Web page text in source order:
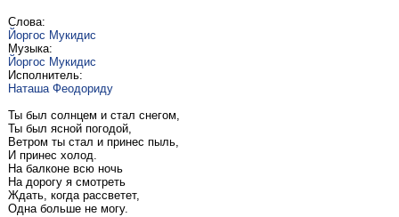
Слова:
Йоргос Мукидис
Музыка:
Йоргос Мукидис
Исполнитель:
Наташа Феодориду
Ты был солнцем и стал снегом,
Ты был ясной погодой,
Ветром ты стал и принес пыль,
И принес холод.
На балконе всю ночь
На дорогу я смотреть
Ждать, когда рассветет,
Одна больше не могу.